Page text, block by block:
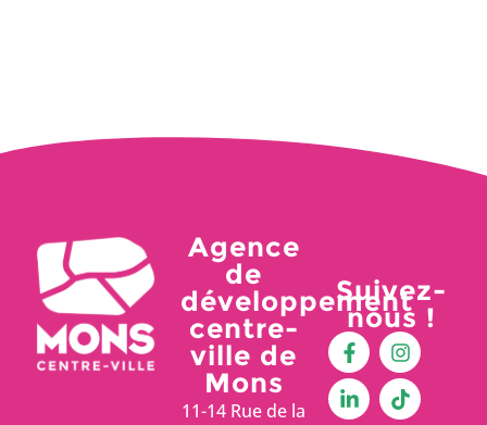
Agence
de
développement
centre-
ville de
Mons
11-14 Rue de la
Suivez-
nous !